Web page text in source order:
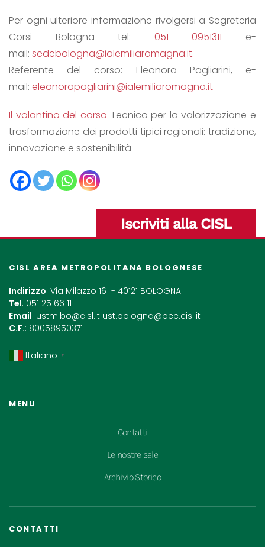
Per ogni ulteriore informazione rivolgersi a Segreteria
Corsi Bologna tel: 051 0951311 e-
mail: sedebologna@ialemiliaromagna.it.
Referente del corso: Eleonora Pagliarini, e-
mail: eleonorapagliarini@ialemiliaromagna.it
Il volantino del corso Tecnico per la valorizzazione e
trasformazione dei prodotti tipici regionali: tradizione,
innovazione e sostenibilità
Iscriviti alla CISL
CISL AREA METROPOLITANA BOLOGNESE
Indirizzo: Via Milazzo 16 - 40121 BOLOGNA
Tel: 051 25 66 11
Email: ustm.bo@cisl.it ust.bologna@pec.cisl.it
C.F.: 80058950371
Italiano ▼
MENU
Contatti
Le nostre sale
Archivio Storico
CONTATTI